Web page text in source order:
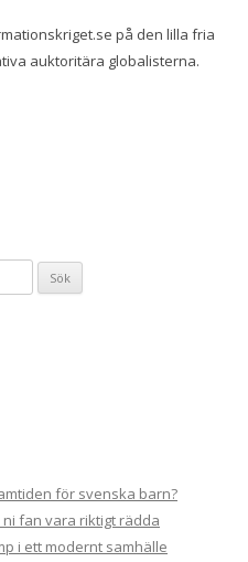
på den lilla fria
auktoritära globalisterna.
för svenska barn?
fan vara riktigt rädda
i ett modernt samhälle